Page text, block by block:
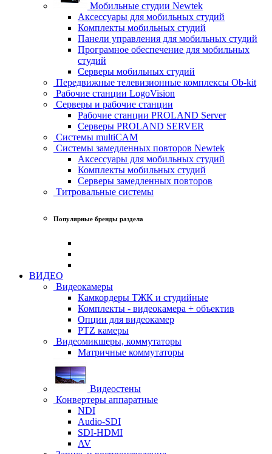
Мобильные студии Newtek
Аксессуары для мобильных студий
Комплекты мобильных студий
Панели управления для мобильных студий
Програмное обеспечение для мобильных
студий
Серверы мобильных студий
Передвижные телевизионные комплексы Ob-kit
Рабочие станции LogoVision
Серверы и рабочие станции
Рабочие станции PROLAND Server
Серверы PROLAND SERVER
Системы multiCAM
Системы замедленных повторов Newtek
Аксессуары для мобильных студий
Комплекты мобильных студий
Серверы замедленных повторов
Титровальные системы
Популярные бренды раздела
ВИДЕО
Видеокамеры
Камкордеры ТЖК и студийные
Комплекты - видеокамера + объектив
Опции для видеокамер
PTZ камеры
Видеомикшеры, коммутаторы
Матричные коммутаторы
Видеостены
Конвертеры аппаратные
NDI
Audio-SDI
SDI-HDMI
AV